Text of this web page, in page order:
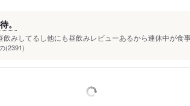
。
飲みしてるし他にも昼飲みレビューあるから連休中が食
(2391)